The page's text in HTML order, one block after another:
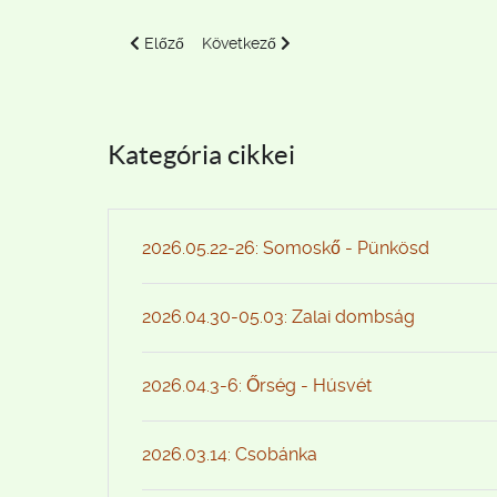
Előző cikk: 2020.11.07. Börzsöny
Előző Következő cikk: 2021.09.26. Csókakő-
Következő
Kategória cikkei
2026.05.22-26: Somoskő - Pünkösd
2026.04.30-05.03: Zalai dombság
2026.04.3-6: Őrség - Húsvét
2026.03.14: Csobánka